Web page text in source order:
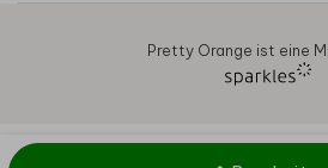
Pretty Orange ist eine
AGB Datenschutz Cookies